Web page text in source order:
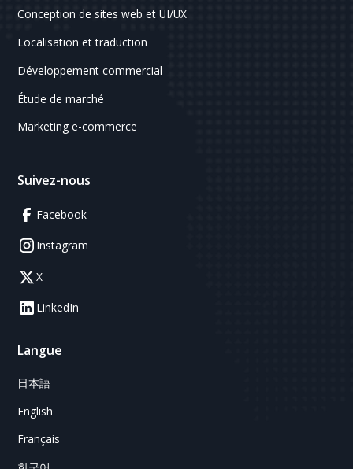
Conception de sites web et UI/UX
Localisation et traduction
Développement commercial
Étude de marché
Marketing e-commerce
Suivez-nous
Facebook
Instagram
X
LinkedIn
Langue
日本語
English
Français